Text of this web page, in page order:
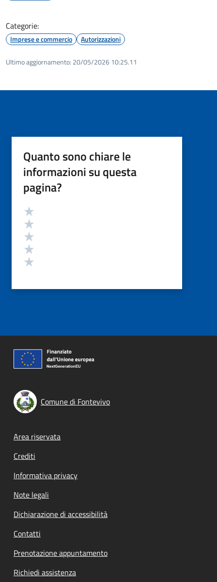
Categorie:
Imprese e commercio Autorizzazioni
Ultimo aggiornamento: 20/05/2026 10:25.11
Quanto sono chiare le
informazioni su questa
pagina?
Valutazione
Comune di Fontevivo
Footer menu
Area riservata
Crediti
Informativa privacy
Note legali
Dichiarazione di accessibilità
Contatti
Prenotazione appuntamento
Richiedi assistenza